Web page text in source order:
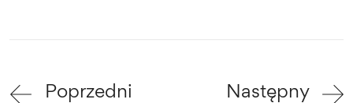
Poprzedni Następny